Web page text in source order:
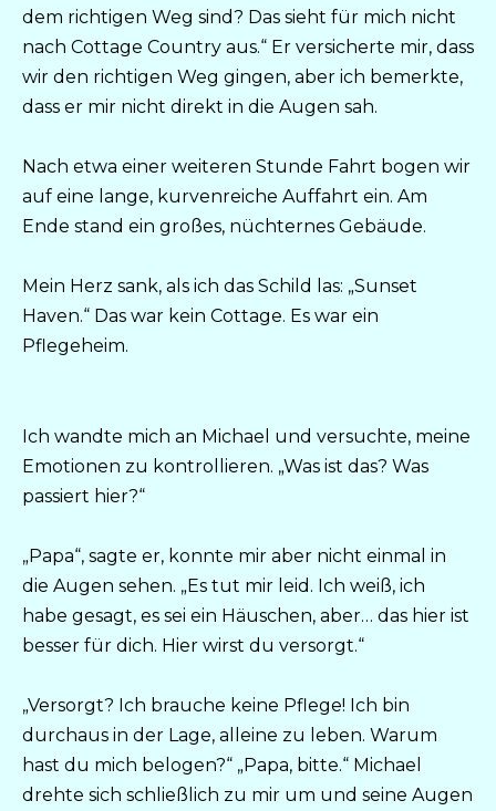
dem richtigen Weg sind? Das sieht für mich nicht
nach Cottage Country aus.“ Er versicherte mir, dass
wir den richtigen Weg gingen, aber ich bemerkte,
dass er mir nicht direkt in die Augen sah.
Nach etwa einer weiteren Stunde Fahrt bogen wir
auf eine lange, kurvenreiche Auffahrt ein. Am
Ende stand ein großes, nüchternes Gebäude.
Mein Herz sank, als ich das Schild las: „Sunset
Haven.“ Das war kein Cottage. Es war ein
Pflegeheim.
Ich wandte mich an Michael und versuchte, meine
Emotionen zu kontrollieren. „Was ist das? Was
passiert hier?“
„Papa“, sagte er, konnte mir aber nicht einmal in
die Augen sehen. „Es tut mir leid. Ich weiß, ich
habe gesagt, es sei ein Häuschen, aber… das hier ist
besser für dich. Hier wirst du versorgt.“
„Versorgt? Ich brauche keine Pflege! Ich bin
durchaus in der Lage, alleine zu leben. Warum
hast du mich belogen?“ „Papa, bitte.“ Michael
drehte sich schließlich zu mir um und seine Augen